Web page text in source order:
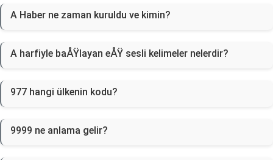
A Haber ne zaman kuruldu ve kimin?
A harfiyle baÅŸlayan eÅŸ sesli kelimeler nelerdir?
977 hangi ülkenin kodu?
9999 ne anlama gelir?